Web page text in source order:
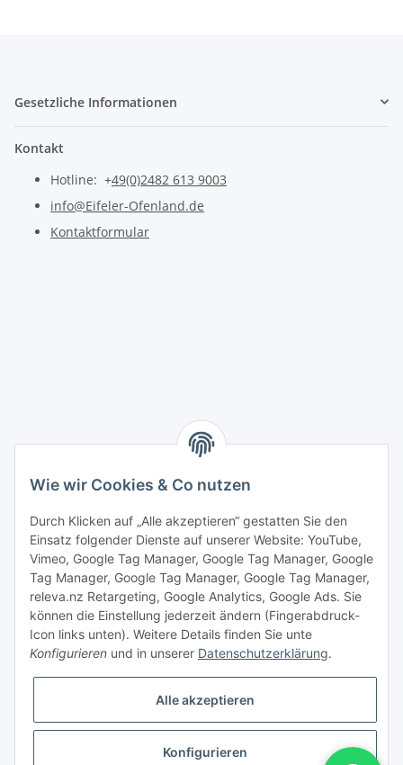
Gesetzliche Informationen
Kontakt
Hotline: +49(0)2482 613 9003
info@Eifeler-Ofenland.de
Kontaktformular
Vertrag widerrufen
Wie wir Cookies & Co nutzen
Durch Klicken auf „Alle akzeptieren“ gestatten Sie den
Einsatz folgender Dienste auf unserer Website: YouTube,
Vimeo, Google Tag Manager, Google Tag Manager, Google
Tag Manager, Google Tag Manager, Google Tag Manager,
releva.nz Retargeting, Google Analytics, Google Ads. Sie
können die Einstellung jederzeit ändern (Fingerabdruck-
Icon links unten). Weitere Details finden Sie unte
Konfigurieren und in unserer Datenschutzerklärung.
Alle akzeptieren
Konfigurieren